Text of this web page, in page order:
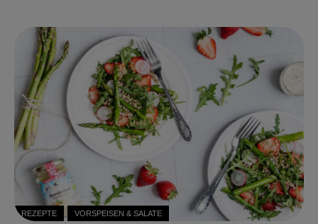
REZEPTE VORSPEISEN & SALATE